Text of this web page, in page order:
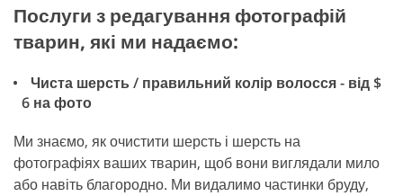
Послуги з редагування фотографій
тварин, які ми надаємо:
Чиста шерсть / правильний колір волосся - від $
6 на фото
Ми знаємо, як очистити шерсть і шерсть на
фотографіях ваших тварин, щоб вони виглядали мило
або навіть благородно. Ми видалимо частинки бруду,